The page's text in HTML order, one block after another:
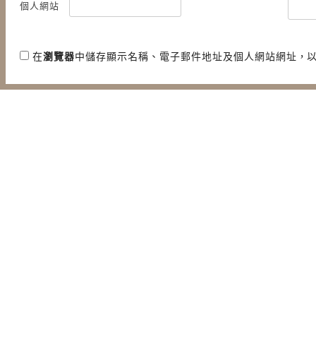
個人網站
在瀏覽器中儲存顯示名稱、電子郵件地址及個人網站網址，